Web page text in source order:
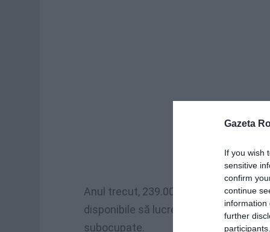
Gazeta
If you wish
sensitive
confirm
continue
information
further
Anul trecut, 239.000 de persoane
disponibile să lucreze mai multe ore
subocupate.